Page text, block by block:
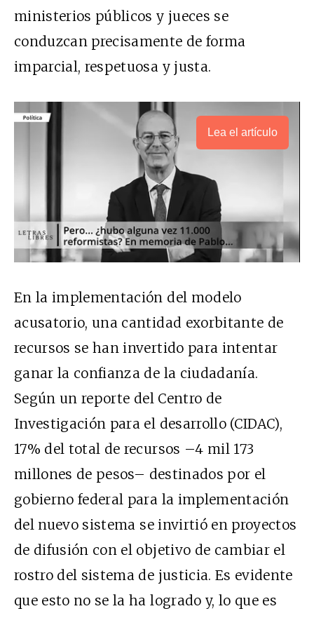
ministerios públicos y jueces se
conduzcan precisamente de forma
imparcial, respetuosa y justa.
Lea el artículo
En la implementación del modelo
acusatorio, una cantidad exorbitante de
recursos se han invertido para intentar
ganar la confianza de la ciudadanía.
Según un reporte del Centro de
Investigación para el desarrollo (CIDAC),
17% del total de recursos –4 mil 173
millones de pesos– destinados por el
gobierno federal para la implementación
del nuevo sistema se invirtió en proyectos
de difusión con el objetivo de cambiar el
rostro del sistema de justicia. Es evidente
que esto no se la ha logrado y, lo que es